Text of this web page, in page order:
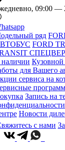
09:00 —
ряд
FORD
для Вашего
сервиса на
Запись на
Новости
с нами